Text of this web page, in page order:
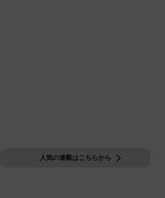
人気の連載はこちらから